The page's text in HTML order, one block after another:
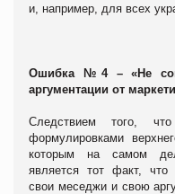
и, например, для всех
Ошибка №4 – «Не
аргументации от
Следствием того,
формулировками
которым на самом
является тот факт,
свои меседжи и свою